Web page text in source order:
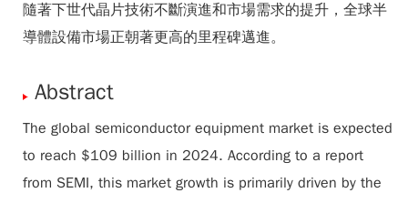
隨著下世代晶片技術不斷演進和市場需求的提升，全球半
導體設備市場正朝著更高的里程碑邁進。
Abstract
The global semiconductor equipment market is expected
to reach $109 billion in 2024. According to a report
from SEMI, this market growth is primarily driven by the